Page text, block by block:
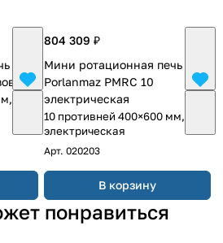
804 309 ₽
Мини ротационная печь
Porlanmaz PMRC 10
электрическая
10 противней 400×600 мм,
электрическая
Арт. 020203
В корзину
понравиться